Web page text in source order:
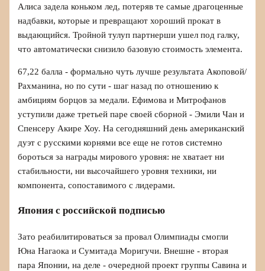
Алиса задела коньком лед, потеряв те самые драгоценные
надбавки, которые и превращают хороший прокат в
выдающийся. Тройной тулуп партнерши ушел под галку,
что автоматически снизило базовую стоимость элемента.
67,22 балла - формально чуть лучше результата Акоповой/
Рахманина, но по сути - шаг назад по отношению к
амбициям борцов за медали. Ефимова и Митрофанов
уступили даже третьей паре своей сборной - Эмили Чан и
Спенсеру Акире Хоу. На сегодняшний день американский
дуэт с русскими корнями все еще не готов системно
бороться за награды мирового уровня: не хватает ни
стабильности, ни высочайшего уровня техники, ни
компонента, сопоставимого с лидерами.
Япония с российской подписью
Зато реабилитироваться за провал Олимпиады смогли
Юна Нагаока и Сумитада Моригучи. Внешне - вторая
пара Японии, на деле - очередной проект группы Савина и